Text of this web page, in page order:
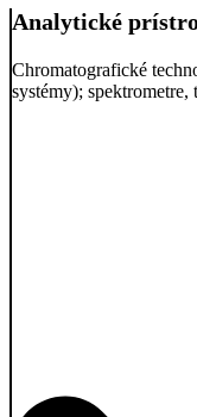
Analytické
Chromatografické
systémy); spektrometre,